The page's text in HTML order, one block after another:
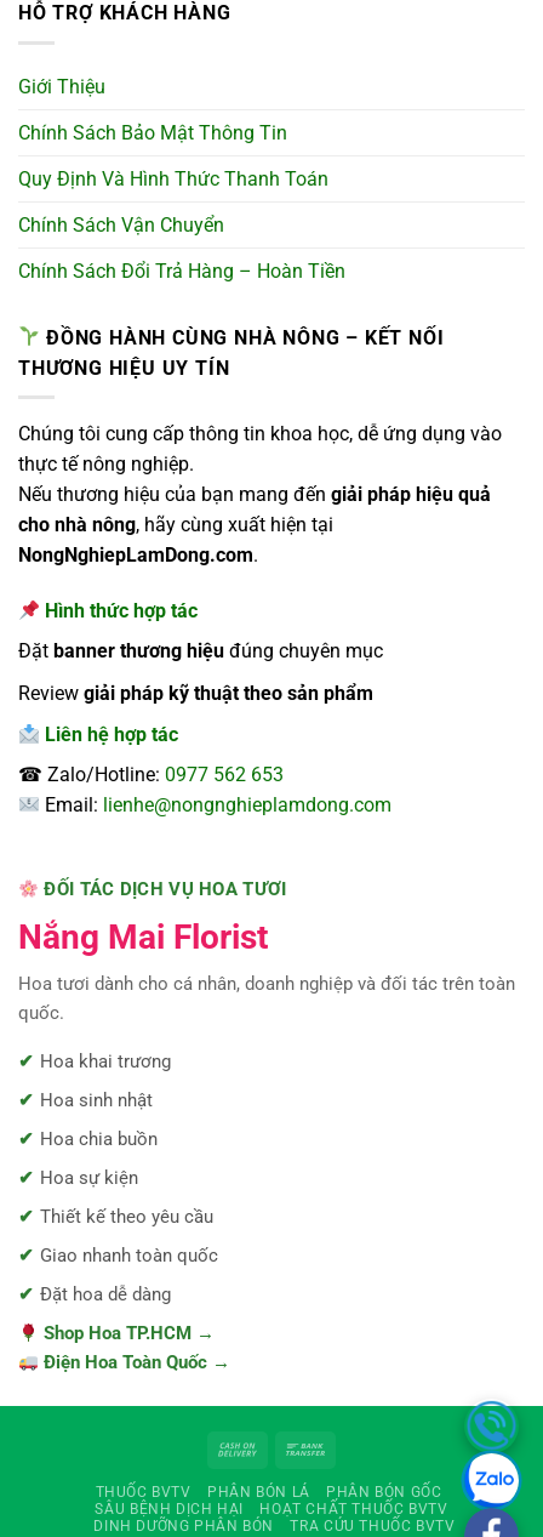
HỖ TRỢ KHÁCH HÀNG
Giới Thiệu
Chính Sách Bảo Mật Thông Tin
Quy Định Và Hình Thức Thanh Toán
Chính Sách Vận Chuyển
Chính Sách Đổi Trả Hàng – Hoàn Tiền
ĐỒNG HÀNH CÙNG NHÀ NÔNG – KẾT NỐI
THƯƠNG HIỆU UY TÍN
Chúng tôi cung cấp thông tin khoa học, dễ ứng dụng vào
thực tế nông nghiệp.
Nếu thương hiệu của bạn mang đến giải pháp hiệu quả
cho nhà nông, hãy cùng xuất hiện tại
NongNghiepLamDong.com.
Hình thức hợp tác
Đặt banner thương hiệu đúng chuyên mục
Review giải pháp kỹ thuật theo sản phẩm
Liên hệ hợp tác
☎ Zalo/Hotline: 0977 562 653
Email: lienhe@nongnghieplamdong.com
ĐỐI TÁC DỊCH VỤ HOA TƯƠI
Nắng Mai Florist
Hoa tươi dành cho cá nhân, doanh nghiệp và đối tác trên toàn
quốc.
Hoa khai trương
Hoa sinh nhật
Hoa chia buồn
Hoa sự kiện
Thiết kế theo yêu cầu
Giao nhanh toàn quốc
Đặt hoa dễ dàng
Shop Hoa TP.HCM →
Điện Hoa Toàn Quốc →
Cash
Delivery
THUỐC BVTV PHÂN BÓN LÁ
PHÂN BÓN GỐC
SÂU BỆNH DỊCH HẠI
HOẠT CHẤT THUỐC BVTV
DINH DƯỠNG PHÂN BÓN
TRA CỨU THUỐC BVTV